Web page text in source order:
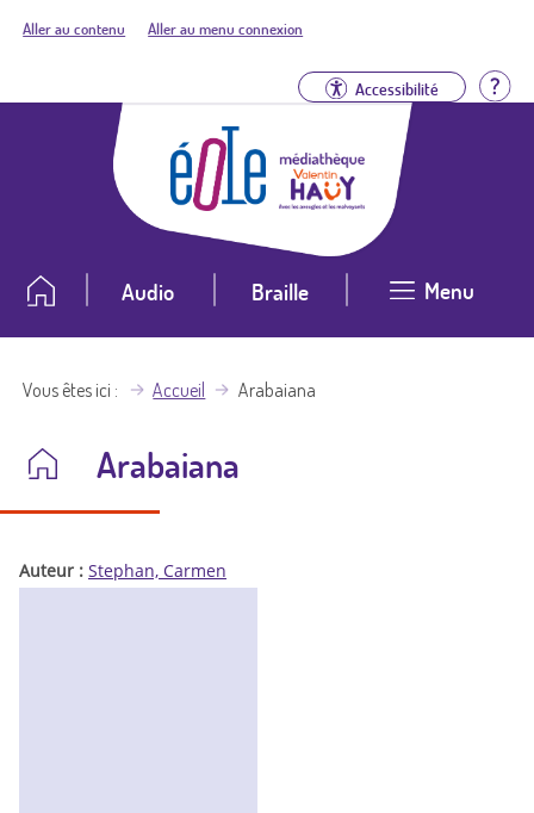
Aller au contenu Aller au menu connexion
Accessibilité
Audio Braille Menu
Vous êtes ici Accueil Arabaiana
Arabaiana
Auteur : Stephan, Carmen